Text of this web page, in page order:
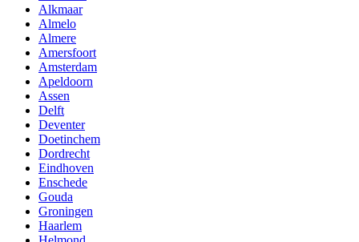
Alkmaar
Almelo
Almere
Amersfoort
Amsterdam
Apeldoorn
Assen
Delft
Deventer
Doetinchem
Dordrecht
Eindhoven
Enschede
Gouda
Groningen
Haarlem